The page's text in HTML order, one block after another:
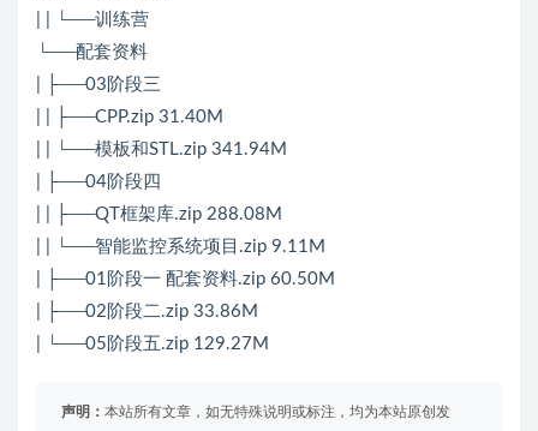
| | └──训练营
└──配套资料
| ├──03阶段三
| | ├──CPP.zip 31.40M
| | └──模板和STL.zip 341.94M
| ├──04阶段四
| | ├──QT框架库.zip 288.08M
| | └──智能监控系统项目.zip 9.11M
| ├──01阶段一 配套资料.zip 60.50M
| ├──02阶段二.zip 33.86M
| └──05阶段五.zip 129.27M
声明： 本站所有文章，如无特殊说明或标注，均为本站原创发